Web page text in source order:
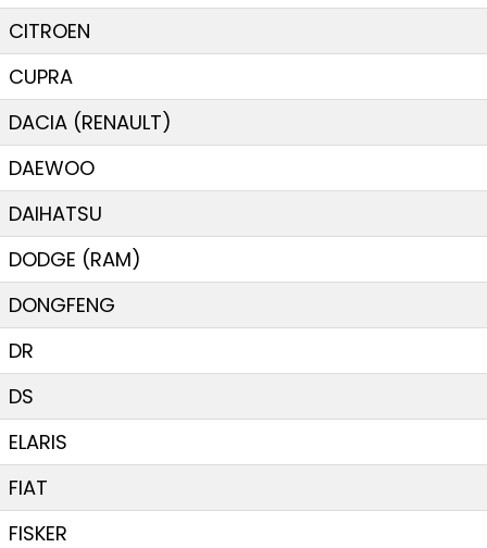
CITROEN
CUPRA
DACIA (RENAULT)
DAEWOO
DAIHATSU
DODGE (RAM)
DONGFENG
DR
DS
ELARIS
FIAT
FISKER